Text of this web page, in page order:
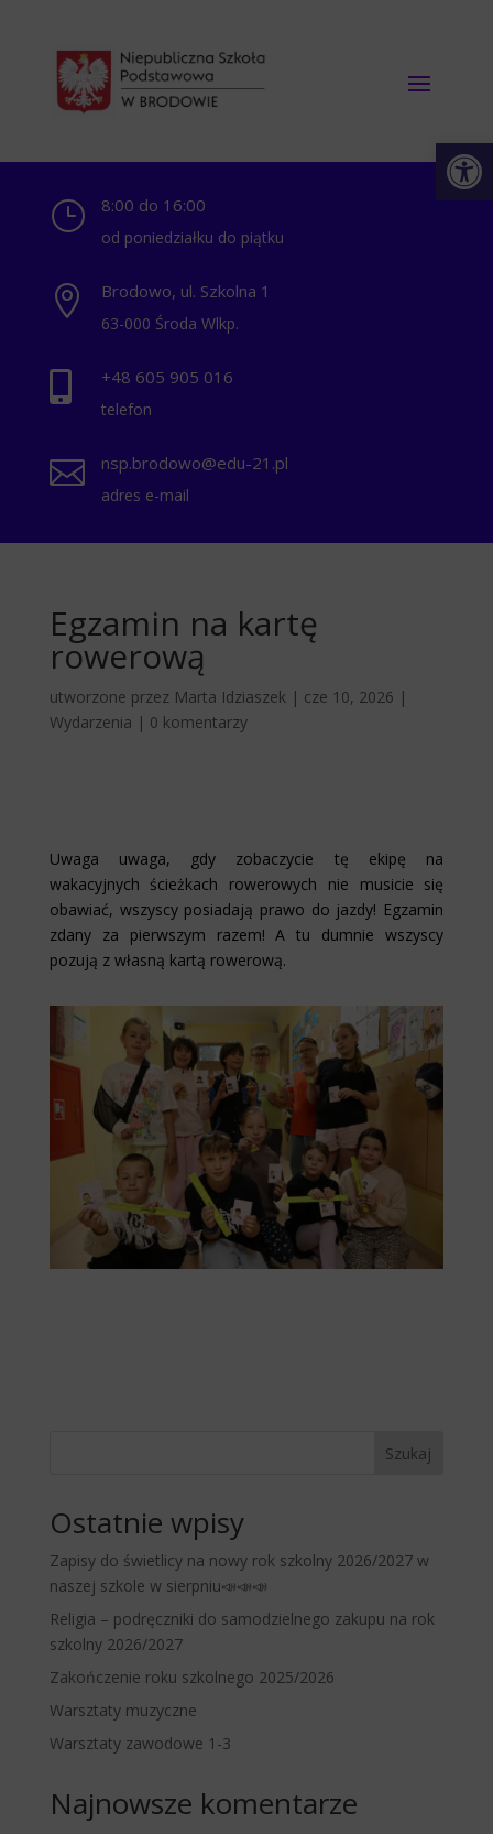
} 8:00 do 16:00
od poniedziałku do piątku
 Brodowo, ul. Szkolna 1
63-000 Środa Wlkp.
 +48 ‭605 905 016‬
telefon
 nsp.brodowo@edu-21.pl
adres e-mail
Egzamin na kartę
rowerową
utworzone przez Marta Idziaszek| cze 10, 2026 |
Wydarzenia | 0 komentarzy
Uwaga uwaga, gdy zobaczycie tę ekipę na
wakacyjnych ścieżkach rowerowych nie musicie się
obawiać, wszyscy posiadają prawo do jazdy! Egzamin
zdany za pierwszym razem! A tu dumnie wszyscy
pozują z własną kartą rowerową.
Szukaj
Ostatnie wpisy
Zapisy do świetlicy na nowy rok szkolny 2026/2027 w
naszej szkole w sierpniu📣📣📣
Religia – podręczniki do samodzielnego zakupu na rok
szkolny 2026/2027
Zakończenie roku szkolnego 2025/2026
Warsztaty muzyczne
Warsztaty zawodowe 1-3
Najnowsze komentarze